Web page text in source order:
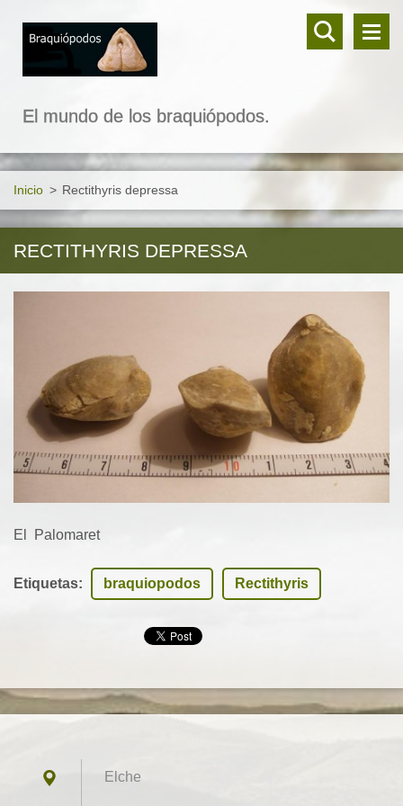
El mundo de los braquiópodos.
Inicio > Rectithyris depressa
RECTITHYRIS DEPRESSA
El Palomaret
Etiquetas: braquiopodos Rectithyris
Elche